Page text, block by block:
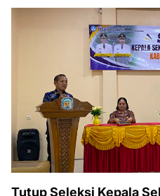
Tutup Seleksi Kepala